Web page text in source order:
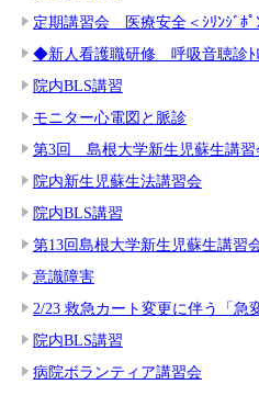
定期講習会 医療安全＜ｼﾘﾝｼﾞﾎﾟ
◆新人看護職研修 呼吸音聴診ﾄﾚ
院内BLS講習
モニター心電図と脈診
第3回 島根大学新生児蘇生講習
院内新生児蘇生法講習会
院内BLS講習
第13回島根大学新生児蘇生講習
意識障害
2/23 救急カート変更に伴う「急
院内BLS講習
病院ボランティア講習会